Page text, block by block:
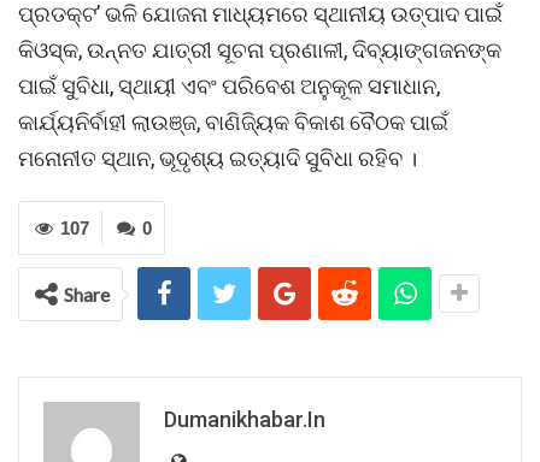
ପ୍ରଡକ୍ଟ’ ଭଳି ଯୋଜନା ମାଧ୍ୟମରେ ସ୍ଥାନୀୟ ଉତ୍ପାଦ ପାଇଁ
କିଓସ୍କ, ଉନ୍ନତ ଯାତ୍ରୀ ସୂଚନା ପ୍ରଣାଳୀ, ଦିବ୍ୟାଙ୍ଗଜନଙ୍କ
ପାଇଁ ସୁବିଧା, ସ୍ଥାୟୀ ଏବଂ ପରିବେଶ ଅନୁକୂଳ ସମାଧାନ,
କାର୍ଯ୍ୟନିର୍ବାହୀ ଲାଉଞ୍ଜ, ବାଣିଜ୍ୟିକ ବିକାଶ ବୈଠକ ପାଇଁ
ମନୋନୀତ ସ୍ଥାନ, ଭୂଦୃଶ୍ୟ ଇତ୍ୟାଦି ସୁବିଧା ରହିବ ।
0
107
Share
Dumanikhabar.in